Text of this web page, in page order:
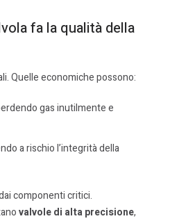
fa la qualità della
Quelle economiche possono:
gas inutilmente e
a rischio l’integrità della
componenti critici.
valvole di alta precisione,